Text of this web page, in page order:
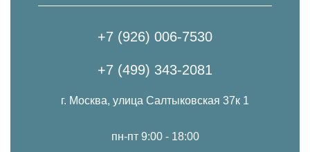
+7 (926) 006-7530
+7 (499) 343-2081
г. Москва, улица Салтыковская 37к 1
пн-пт 9:00 - 18:00